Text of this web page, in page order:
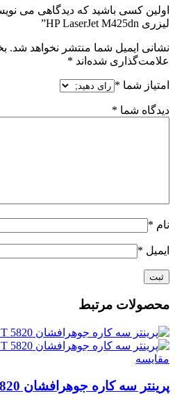
اولین کسی باشید که دیدگاهی می
لیزری HP LaserJet M425dn”
نشانی ایمیل شما منتشر نخواهد شد.
علامت‌گذاری شده‌اند *
امتیاز شما *
دیدگاه شما *
نام *
ایمیل *
محصولات مرتبط
مقايسه
پرینتر سه کاره جوهرافشان HP GT 5820